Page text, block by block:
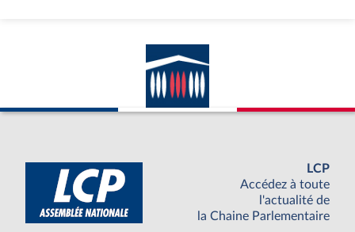
LCP
Accédez à toute
l'actualité de
la Chaine Parlementaire